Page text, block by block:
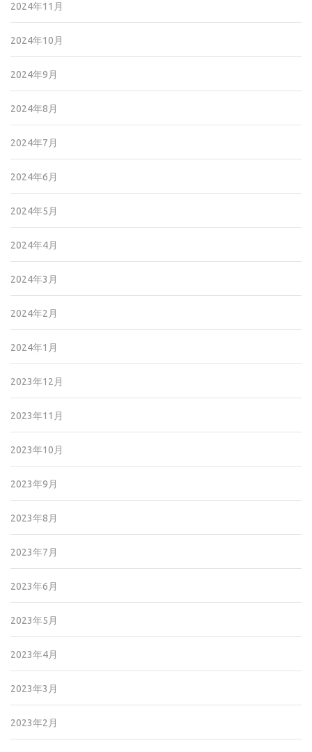
2024年11月
2024年10月
2024年9月
2024年8月
2024年7月
2024年6月
2024年5月
2024年4月
2024年3月
2024年2月
2024年1月
2023年12月
2023年11月
2023年10月
2023年9月
2023年8月
2023年7月
2023年6月
2023年5月
2023年4月
2023年3月
2023年2月